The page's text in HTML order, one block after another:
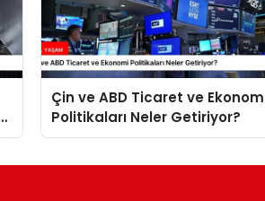
Çin ve ABD Ticaret ve
Politikaları Neler Getiriyor?